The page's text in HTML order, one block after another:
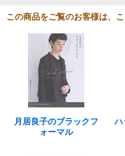
この商品をご覧のお客様は、
月居良子のブラックフ
ォーマル
ハ